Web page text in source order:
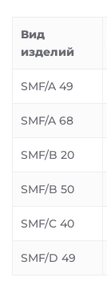
Вид
изделий
SMF/A 49
SMF/A 68
SMF/B 20
SMF/B 50
SMF/C 40
SMF/D 49